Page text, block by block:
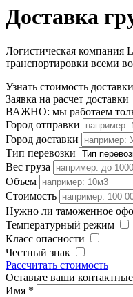
Доставка
Логистическая компания
транспортировки всеми
Узнать стоимость
Заявка на расчет доставки
ВАЖНО: мы работаем
Город отправки
Город доставки
Тип перевозки
Вес груза
Объем
Стоимость
Нужно ли таможенное
Температурный режим
Класс опасности
Честный знак
Рассчитать стоимость
Оставьте ваши
Имя *